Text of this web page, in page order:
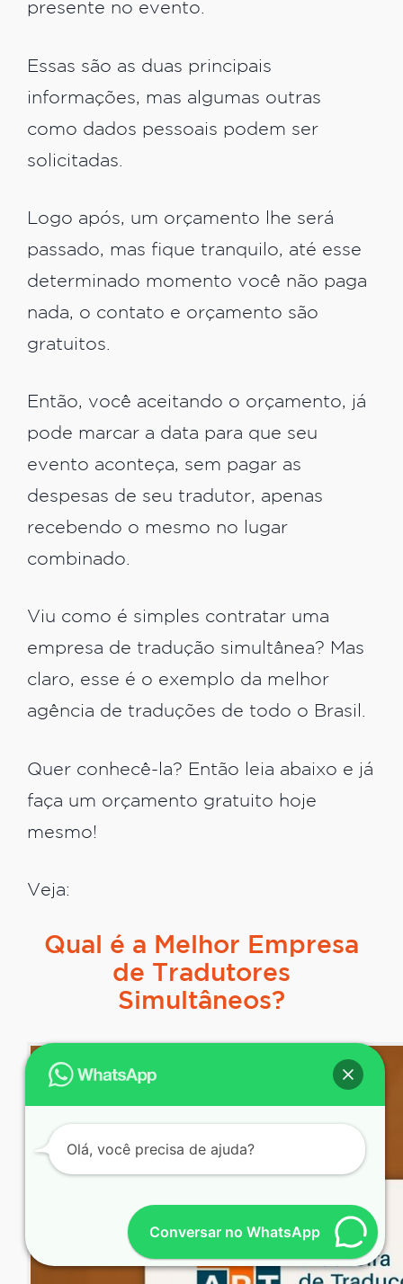
presente no evento.
Essas são as duas principais
informações, mas algumas outras
como dados pessoais podem ser
solicitadas.
Logo após, um orçamento lhe será
passado, mas fique tranquilo, até esse
determinado momento você não paga
nada, o contato e orçamento são
gratuitos.
Então, você aceitando o orçamento, já
pode marcar a data para que seu
evento aconteça, sem pagar as
despesas de seu tradutor, apenas
recebendo o mesmo no lugar
combinado.
Viu como é simples contratar uma
empresa de tradução simultânea? Mas
claro, esse é o exemplo da melhor
agência de traduções de todo o Brasil.
Quer conhecê-la? Então leia abaixo e já
faça um orçamento gratuito hoje
mesmo!
Veja:
Qual é a Melhor Empresa
de Tradutores
Simultâneos?
Conversar no WhatsApp
Olá, você precisa de ajuda?